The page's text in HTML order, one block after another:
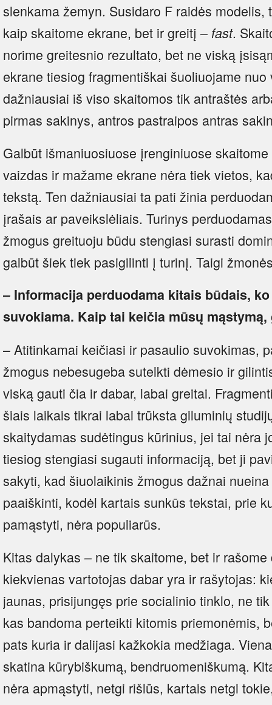
slenkama žemyn. Susidaro F raidės modelis,
kaip skaitome ekrane, bet ir greitį – fast.
norime greitesnio rezultato, bet ne viską
ekrane tiesiog fragmentiškai šuoliuojame
dažniausiai iš viso skaitomos tik antraštės
pirmas sakinys, antros pastraipos antras
Galbūt išmaniuosiuose įrenginiuose
vaizdas ir mažame ekrane nėra tiek vietos,
tekstą. Ten dažniausiai ta pati žinia
įrašais ar paveikslėliais. Turinys
žmogus greituoju būdu stengiasi surasti
galbūt šiek tiek pasigilinti į turinį. Taigi
– Informacija perduodama kitais būdais,
suvokiama. Kaip tai keičia mūsų
– Atitinkamai keičiasi ir pasaulio suvokimas,
žmogus nebesugeba sutelkti dėmesio ir
viską gauti čia ir dabar, labai greitai.
šiais laikais tikrai labai trūksta giluminių
skaitydamas sudėtingus kūrinius, jei tai nėra
tiesiog stengiasi sugauti informaciją, bet ji
sakyti, kad šiuolaikinis žmogus dažnai
paaiškinti, kodėl kartais sunkūs tekstai, prie
pamąstyti, nėra populiarūs.
Kitas dalykas – ne tik skaitome, bet ir
kiekvienas vartotojas dabar yra ir rašytojas:
jaunas, prisijungęs prie socialinio tinklo, ne
kas bandoma perteikti kitomis priemonėmis,
pats kuria ir dalijasi kažkokia medžiaga.
skatina kūrybiškumą, bendruomeniškumą.
nėra apmąstyti, netgi rišlūs, kartais netgi